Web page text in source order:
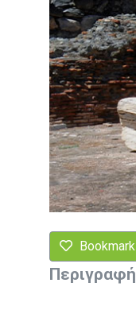
Bookmark
Περιγραφή